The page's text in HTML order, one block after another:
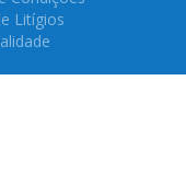
Litígios